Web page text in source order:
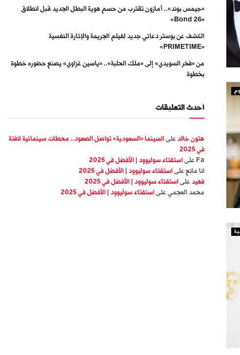
«جيمس بوند».. أمازون تقترب من حسم هوية البطل الجديد قبل انطلاق
«Bond 26»
الكشف عن بوستر دعائي جديد لفيلم الجريمة والإثارة النفسية
«PRIMETIME»
من «فخر السويدي» إلى «ملك الحلبة».. «ياسين غزاوي» يصنع حضوره خطوة
بخطوة
أحدث التعليقات
هتون خالد على السينما «السعودية» تواصل الصعود.. محطات سينمائية لافتة
في 2025
Fa على استفتاء سوليوود | الأفضل في 2025
انا مانع على استفتاء سوليوود | الأفضل في 2025
فهيد على استفتاء سوليوود | الأفضل في 2025
محمد العجمي على استفتاء سوليوود | الأفضل في 2025